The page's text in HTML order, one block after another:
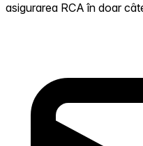
asigurarea RCA în doar